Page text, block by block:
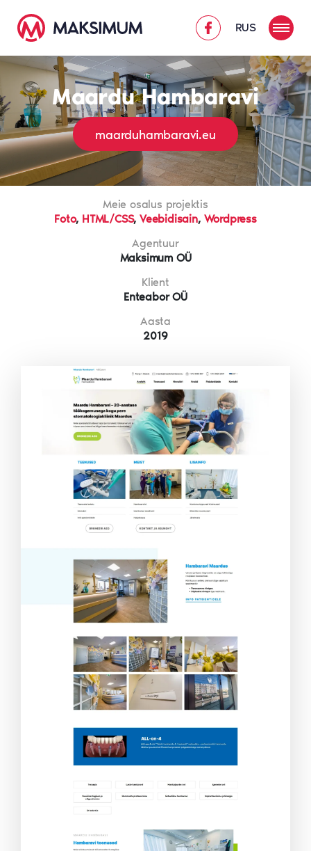
RUS
Maardu Hambaravi
maarduhambaravi.eu
Meie osalus projektis
Foto, HTML/CSS,Veebidisain, Wordpress
Agentuur
Maksimum OÜ
Klient
Enteabor OÜ
Aasta
2019